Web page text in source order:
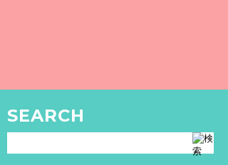
で、先日オンラインレーベルである「ゆざめレ
ーベル」さんに東京銭湯を取り上げていただき
ました。記事は こちら
2012年4月より”ものづくり”をテーマにオンラ
インレーベルを立ち上げ活動を続ける「ゆざめ
SEARCH